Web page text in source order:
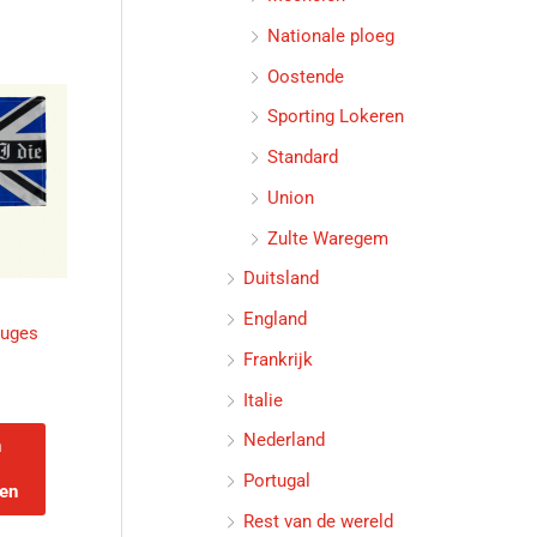
Nationale ploeg
Oostende
Sporting Lokeren
Standard
Union
Zulte Waregem
Duitsland
England
Frankrijk
Italie
Nederland
Portugal
Rest van de wereld